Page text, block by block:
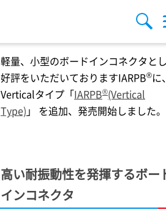
検索
ュ
ー
軽量、小型のボードインコネクタと
好評をいただいておりますIARPB®に
Verticalタイプ「IARPB®(Vertical
Type) 」 を追加、発売開始しました。
高い耐振動性を発揮するボー
インコネクタ